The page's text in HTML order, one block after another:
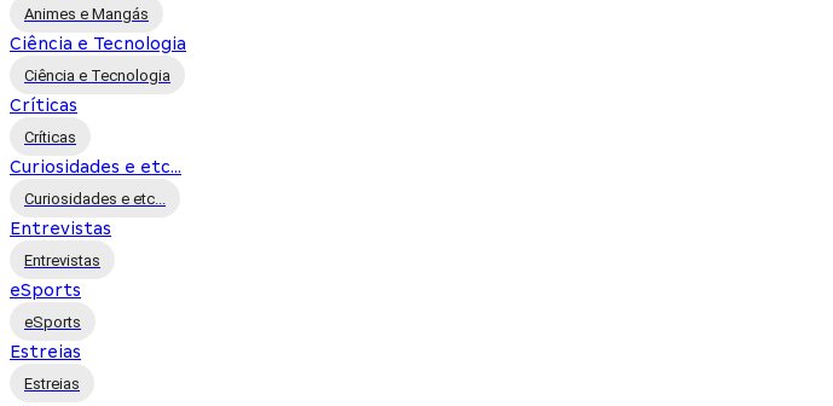
Animes e Mangás
Ciência e Tecnologia
Ciência e Tecnologia
Críticas
Críticas
Curiosidades e etc...
Curiosidades e etc...
Entrevistas
Entrevistas
eSports
eSports
Estreias
Estreias